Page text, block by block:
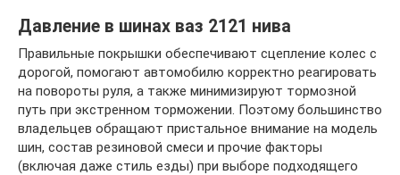
Давление в шинах ваз 2121 нива
Правильные покрышки обеспечивают сцепление колес с
дорогой, помогают автомобилю корректно реагировать
на повороты руля, а также минимизируют тормозной
путь при экстренном торможении. Поэтому большинство
владельцев обращают пристальное внимание на модель
шин, состав резиновой смеси и прочие факторы
(включая даже стиль езды) при выборе подходящего